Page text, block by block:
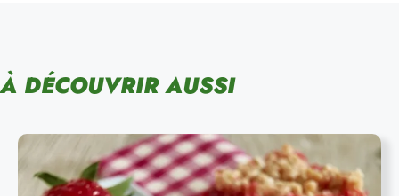
À DÉCOUVRIR AUSSI